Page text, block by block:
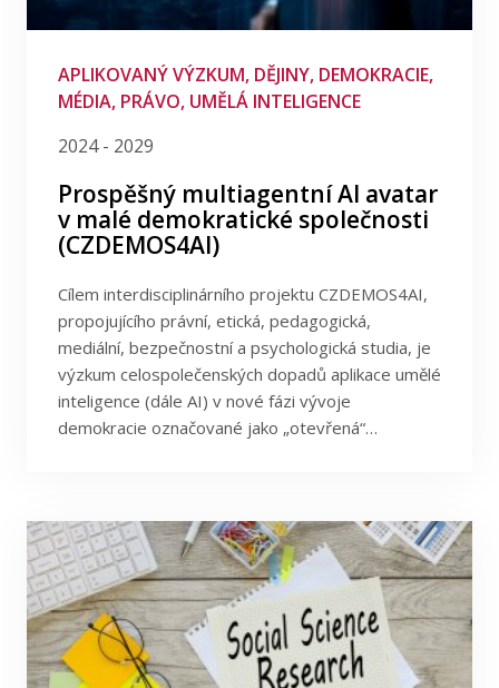
Lidé
Kontakt
FSV UK
APLIKOVANÝ VÝZKUM, DĚJINY, DEMOKRACIE,
MÉDIA, PRÁVO, UMĚLÁ INTELIGENCE
2024 - 2029
Prospěšný multiagentní AI avatar
v malé demokratické společnosti
(CZDEMOS4AI)
Cílem interdisciplinárního projektu CZDEMOS4AI,
propojujícího právní, etická, pedagogická,
mediální, bezpečnostní a psychologická studia, je
výzkum celospolečenských dopadů aplikace umělé
inteligence (dále AI) v nové fázi vývoje
demokracie označované jako „otevřená“…
Demokracie
Digitální média
Doprava
Ekonomie
Evropská unie
Finance
Herní studia
Média
Mediální komunikace
Mezinárodní vztahy
Migrace
Politika
Politologie
Právo
Psychologie
Sociologie